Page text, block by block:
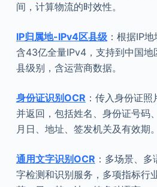
间，计算物流的时效性。
IP归属地-IPv4区县级：根据IP
含43亿全量IPv4，支持到中国地
县级别，含运营商数据。
身份证识别OCR ：传入身份证
并返回，包括姓名、身份证号码
月日、地址、签发机关及有效期。
通用文字识别OCR ：多场景、
字检测和识别服务，多项指标行